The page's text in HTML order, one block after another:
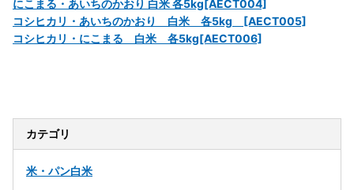
にこまる・あいちのかおり 白米 各5kg[AECT004]
コシヒカリ・あいちのかおり 白米 各5kg [AECT005]
コシヒカリ・にこまる 白米 各5kg[AECT006]
カテゴリ
米・パン白米